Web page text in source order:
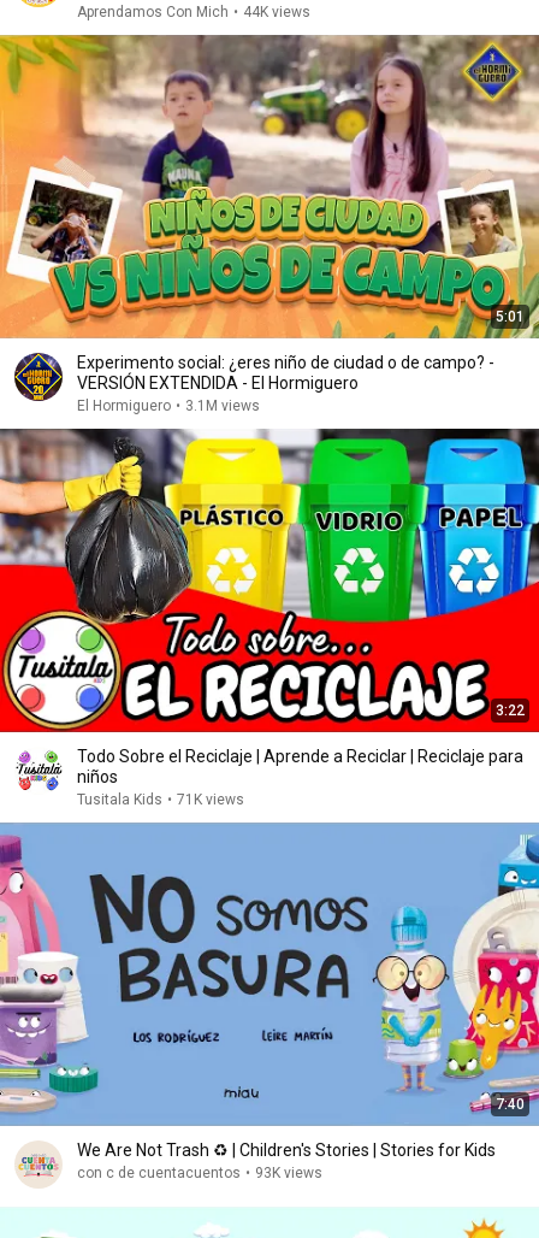
Aprendamos Con Mich • 44K views
5:01
Experimento social: ¿eres niño de ciudad o de campo? -
VERSIÓN EXTENDIDA - El Hormiguero
El Hormiguero • 3.1M views
3:22
Todo Sobre el Reciclaje | Aprende a Reciclar | Reciclaje para
niños
Tusitala Kids • 71K views
7:40
We Are Not Trash ♻️ | Children's Stories | Stories for Kids
con c de cuentacuentos • 93K views